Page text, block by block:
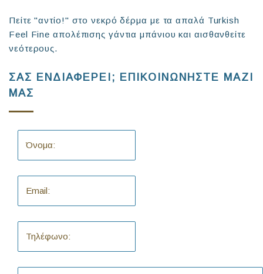
Πείτε "αντίο!" στο νεκρό δέρμα με τα απαλά Turkish
Feel Fine απολέπισης γάντια μπάνιου και αισθανθείτε
νεότερους.
ΣΑΣ ΕΝΔΙΑΦΕΡΕΙ; ΕΠΙΚΟΙΝΩΝΗΣΤΕ ΜΑΖΙ
ΜΑΣ